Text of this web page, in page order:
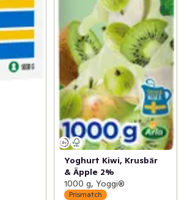
Yoghurt Kiwi, Krusbär
& Äpple 2%
1000 g, Yoggi®
Prismatch